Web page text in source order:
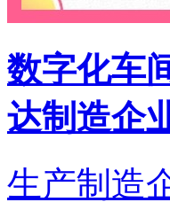
数字化车
达制造企
生产制造